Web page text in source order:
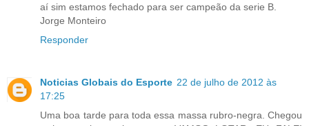
aí sim estamos fechado para ser campeão da serie B.
Jorge Monteiro
Responder
Noticias Globais do Esporte 22 de julho de 2012 às
17:25
Uma boa tarde para toda essa massa rubro-negra. Chegou